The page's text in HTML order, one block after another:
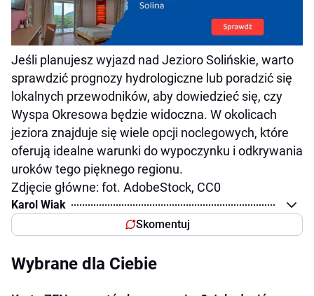
Jeśli planujesz wyjazd nad Jezioro Solińskie, warto
sprawdzić prognozy hydrologiczne lub poradzić się
lokalnych przewodników, aby dowiedzieć się, czy
Wyspa Okresowa będzie widoczna. W okolicach
jeziora znajduje się wiele opcji noclegowych, które
oferują idealne warunki do wypoczynku i odkrywania
uroków tego pięknego regionu.
Zdjęcie główne: fot. AdobeStock, CC0
Karol Wiak
Skomentuj
Wybrane dla Ciebie